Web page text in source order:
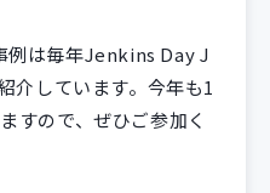
例は毎年Jenkins Day J
介しています。今年も1
すので、ぜひご参加く